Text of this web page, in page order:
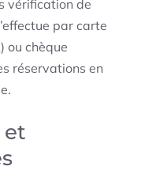
vérification de
par carte
ou chèque
réservations en
et